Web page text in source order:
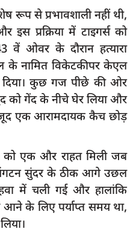
रूप से प्रभावशाली नहीं थी,
इस प्रक्रिया में टाइगर्स को
वें ओवर के दौरान हत्यारा
नामित विकेटकीपर केएल
दिया। कुछ गज पीछे की ओर
को गेंद के नीचे घेर लिया और
एक आरामदायक कैच छोड़
को एक और राहत मिली जब
सुंदर के ठीक आगे उछल
में चली गई और हालांकि
के लिए पर्याप्त समय था,